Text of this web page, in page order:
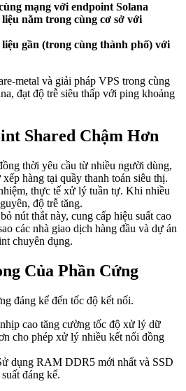
mạng với endpoint Solana
nằm trong cùng cơ sở với
gần (trong cùng thành phố) với
metal và giải pháp VPS trong cùng
đạt độ trễ siêu thấp với ping khoảng
Shared Chậm Hơn
thời yêu cầu từ nhiều người dùng,
hàng tại quầy thanh toán siêu thị.
thực tế xử lý tuần tự. Khi nhiều
độ trễ tăng.
nút thắt này, cung cấp hiệu suất cao
các nhà giao dịch hàng đầu và dự án
chuyên dụng.
Của Phần Cứng
đáng kể đến tốc độ kết nối.
cao tăng cường tốc độ xử lý dữ
cho phép xử lý nhiều kết nối đồng
dụng RAM DDR5 mới nhất và SSD
đáng kể.